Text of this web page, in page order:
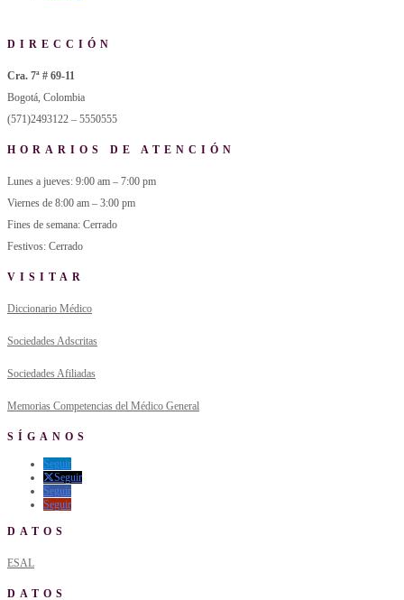
DIRECCIÓN
Cra. 7ª # 69-11
Bogotá, Colombia
(571)2493122 – 5550555
HORARIOS DE ATENCIÓN
Lunes a jueves: 9:00 am – 7:00 pm
Viernes de 8:00 am – 3:00 pm
Fines de semana: Cerrado
Festivos: Cerrado
VISITAR
Diccionario Médico
Sociedades Adscritas
Sociedades Afiliadas
Memorias Competencias del Médico General
SÍGANOS
Seguir
Seguir
Seguir
Seguir
DATOS
ESAL
DATOS